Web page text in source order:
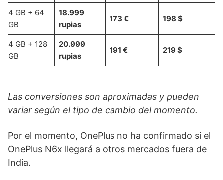
4 GB + 64
GB
18.999
rupias
173 € 198 $
4 GB + 128
GB
20.999
rupias
191 € 219 $
Las conversiones son aproximadas y pueden
variar según el tipo de cambio del momento.
Por el momento, OnePlus no ha confirmado si el
OnePlus N6x llegará a otros mercados fuera de
India.